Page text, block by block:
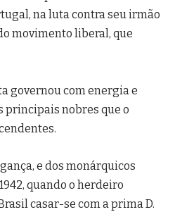
na luta contra seu irmão
movimento liberal, que
governou com energia e
principais nobres que o
e dos monárquicos
quando o herdeiro
casar-se com a prima D.